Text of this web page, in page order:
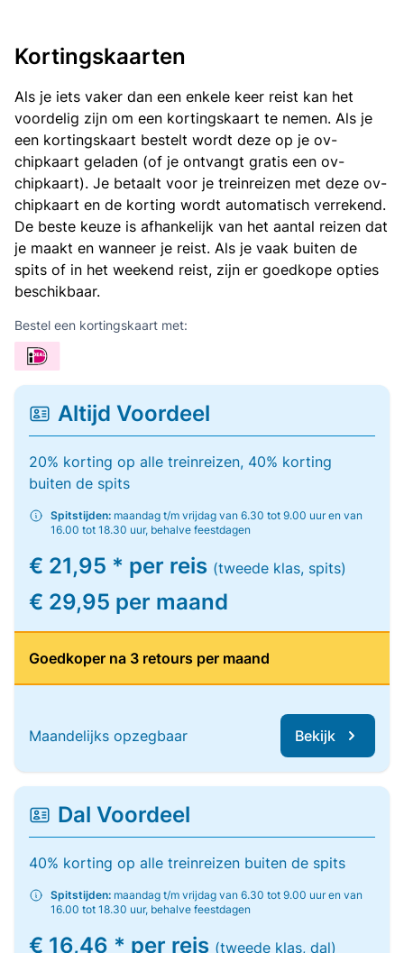
Kortingskaarten
Als je iets vaker dan een enkele keer reist kan het
voordelig zijn om een kortingskaart te nemen. Als je
een kortingskaart bestelt wordt deze op je ov-
chipkaart geladen (of je ontvangt gratis een ov-
chipkaart). Je betaalt voor je treinreizen met deze ov-
chipkaart en de korting wordt automatisch verrekend.
De beste keuze is afhankelijk van het aantal reizen dat
je maakt en wanneer je reist. Als je vaak buiten de
spits of in het weekend reist, zijn er goedkope opties
beschikbaar.
Bestel een kortingskaart met:
Altijd Voordeel
20% korting op alle treinreizen, 40% korting
buiten de spits
Spitstijden: maandag t/m vrijdag van 6.30 tot 9.00 uur en van
16.00 tot 18.30 uur, behalve feestdagen
€ 21,95 * per reis (tweede klas, spits)
€ 29,95 per maand
Goedkoper na 3 retours per maand
Maandelijks opzegbaar Bekijk
Dal Voordeel
40% korting op alle treinreizen buiten de spits
Spitstijden: maandag t/m vrijdag van 6.30 tot 9.00 uur en van
16.00 tot 18.30 uur, behalve feestdagen
€ 16,46 * per reis (tweede klas, dal)